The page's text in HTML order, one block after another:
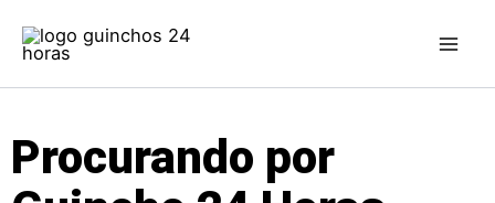
para
Procurando por